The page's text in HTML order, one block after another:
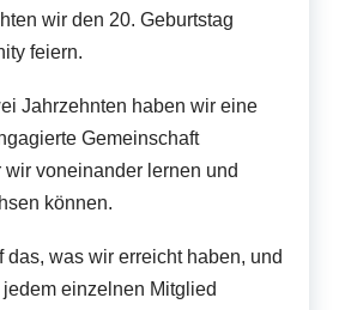
wir den 20. Geburtstag
feiern.
Jahrzehnten haben wir eine
Gemeinschaft
wir voneinander lernen und
können.
das, was wir erreicht haben, und
einzelnen Mitglied